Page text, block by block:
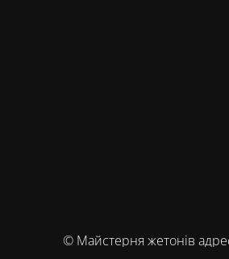
© Майстерня жетонів